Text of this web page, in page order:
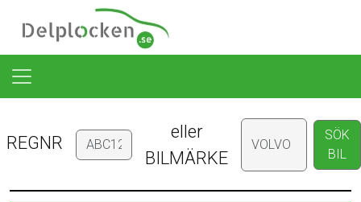
REGNR
eller
BILMÄRKE
SÖK
BIL